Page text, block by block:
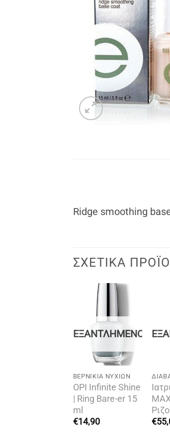
Ridge smoothing
ΣΧΕΤΙΚΆ
Add to
wishlist
ΕΞΑΝΤΛΗΜΈΝΟ
BΕΡΝΊΚΙΑ ΝΥΧΙΏΝ
OPI Infinite Shine
| Ring Bare-er 15
ml
€14,90
€